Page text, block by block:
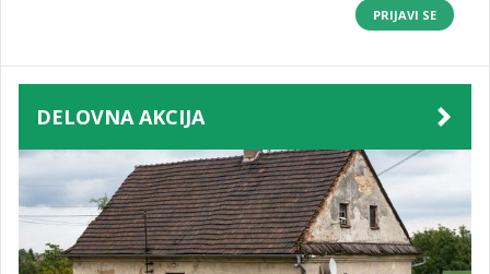
PRIJAVI SE
DELOVNA AKCIJA